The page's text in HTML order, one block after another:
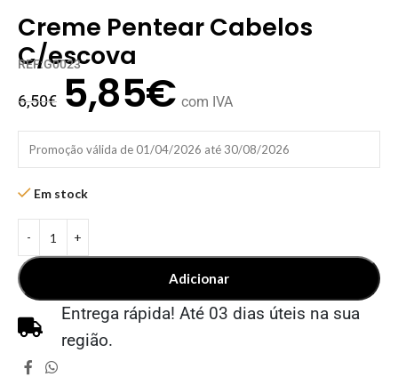
Creme Pentear Cabelos
C/escova
REF:G0023
6,50€ 5,85€ com IVA
Promoção válida de 01/04/2026 até 30/08/2026
Em stock
Adicionar
Entrega rápida! Até 03 dias úteis na sua
região.